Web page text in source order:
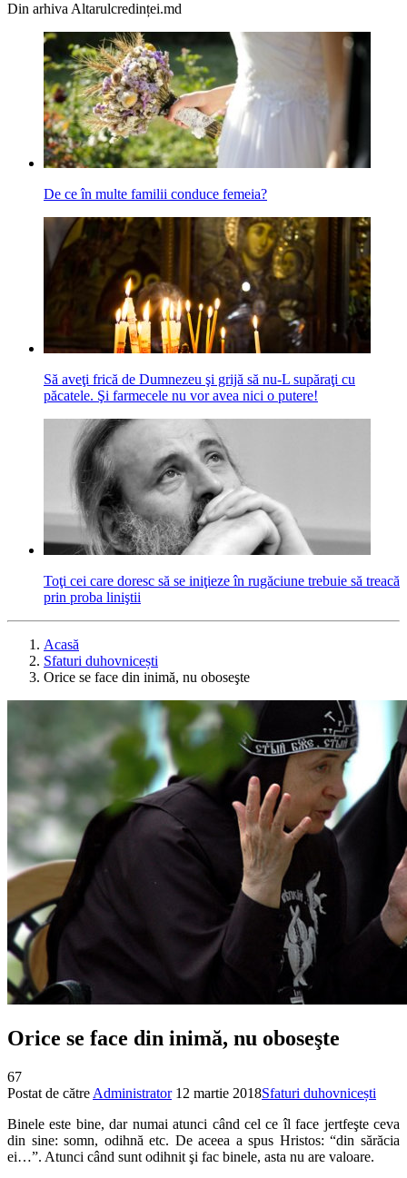
Din arhiva Altarulcredinței.md
De ce în multe familii conduce femeia?
Să aveţi frică de Dumnezeu şi grijă să nu-L supăraţi cu
păcatele. Şi farmecele nu vor avea nici o putere!
Toţi cei care doresc să se iniţieze în rugăciune trebuie să treacă
prin proba liniştii
Acasă
Sfaturi duhovnicești
Orice se face din inimă, nu oboseşte
Orice se face din inimă, nu oboseşte
67
Postat de către Administrator 12 martie 2018Sfaturi duhovnicești
Binele este bine, dar numai atunci când cel ce îl face jertfeşte ceva
din sine: somn, odihnă etc. De aceea a spus Hristos: “din sărăcia
ei…”. Atunci când sunt odihnit şi fac binele, asta nu are valoare.